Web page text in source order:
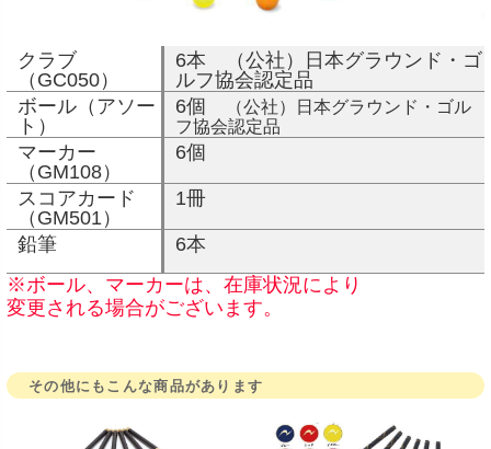
クラブ
（GC050）
6本 （公社）日本グラウンド・ゴ
ルフ協会認定品
ボール（アソー
ト）
6個
（公社）日本グラウンド・ゴル
フ協会認定品
マーカー
（GM108）
6個
スコアカード
（GM501）
1冊
鉛筆
6本
※ボール、マーカーは、在庫状況により
変更される場合がございます。
その他にもこんな商品があります